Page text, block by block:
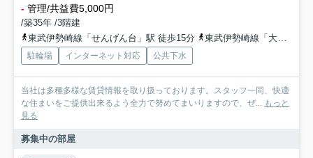
- 管理/共益費5,000円
/築35年 /3階建
東武伊勢崎線「せんげん台」駅 徒歩15分
東武伊勢崎線「大袋」駅 徒歩23分
駐輪場 インターネット対応 公共下水
当社は多種多様な賃貸情報を取り扱っております。スタッフ一同、快適
な住まいをご提供出来るよう全力で努めてまいりますので、ぜ...
もっと
見る
募集中の部屋